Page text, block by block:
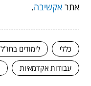
אתר אקשיבה.
כללי לימודים בחו"ל
עבודות אקדמאיות